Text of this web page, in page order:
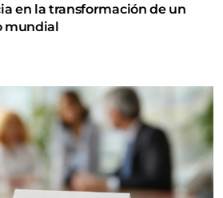
en la transformación de un
mundial